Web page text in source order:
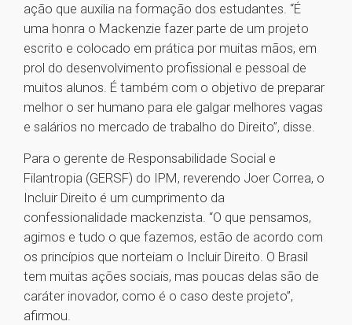
ação que auxilia na formação dos estudantes. “É
uma honra o Mackenzie fazer parte de um projeto
escrito e colocado em prática por muitas mãos, em
prol do desenvolvimento profissional e pessoal de
muitos alunos. É também com o objetivo de preparar
melhor o ser humano para ele galgar melhores vagas
e salários no mercado de trabalho do Direito”, disse.
Para o gerente de Responsabilidade Social e
Filantropia (GERSF) do IPM, reverendo Joer Correa, o
Incluir Direito é um cumprimento da
confessionalidade mackenzista. “O que pensamos,
agimos e tudo o que fazemos, estão de acordo com
os princípios que norteiam o Incluir Direito. O Brasil
tem muitas ações sociais, mas poucas delas são de
caráter inovador, como é o caso deste projeto”,
afirmou.